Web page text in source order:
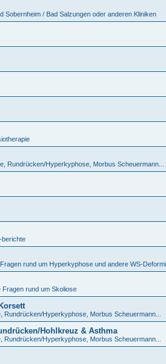
Sobernheim / Bad Salzungen oder anderen Kliniken
Rundrücken/Hyperkyphose, Morbus Scheuermann...
berichte
rund um Hyperkyphose und andere WS-
rund um Skoliose
Rundrücken/Hyperkyphose, Morbus Scheuermann...
Hohlkreuz & Asthma
Rundrücken/Hyperkyphose, Morbus Scheuermann...